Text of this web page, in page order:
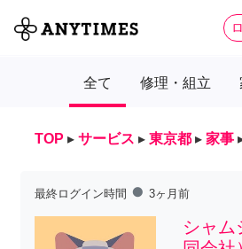
全て 修理・組立
TOP ▸ サービス ▸ 東京都 ▸ 家事
最終ログイン時間 fiber_manual_record 3ヶ月前
シャム